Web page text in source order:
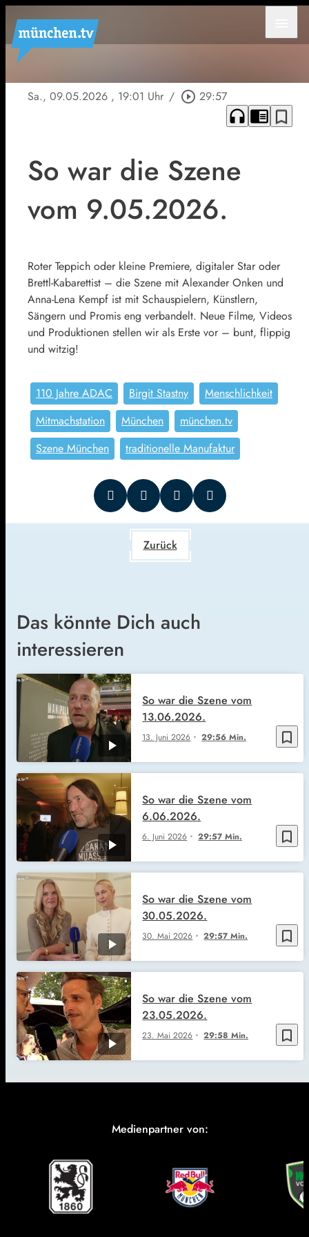
Sa., 09.05.2026 , 19:01 Uhr / play_circle_outline 29:57
headphones chrome_reader_mode bookmark_border
So war die Szene
vom 9.05.2026.
Roter Teppich oder kleine Premiere, digitaler Star oder
Brettl-Kabarettist – die Szene mit Alexander Onken und
Anna-Lena Kempf ist mit Schauspielern, Künstlern,
Sängern und Promis eng verbandelt. Neue Filme, Videos
und Produktionen stellen wir als Erste vor – bunt, flippig
und witzig!
110 Jahre ADAC Birgit Stastny
Menschlichkeit
Mitmachstation
München
münchen.tv
Szene München
traditionelle Manufaktur
Zurück
Das könnte Dich auch
interessieren
bookmark_border
13. Juni 2026 29:56 Min.
So war die Szene vom
13.06.2026.
bookmark_border
6. Juni 2026 29:57 Min.
So war die Szene vom
6.06.2026.
bookmark_border
30. Mai 2026 29:57 Min.
So war die Szene vom
30.05.2026.
bookmark_border
23. Mai 2026 29:58 Min.
So war die Szene vom
23.05.2026.
Medienpartner von: